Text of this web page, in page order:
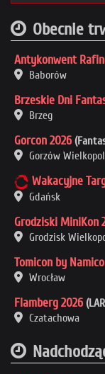
Obecnie
Antykonwent
Baborów
Brzeskie Dni
Brzeg
Gorcon 2026
Gorzów
Wakacyjne
Gdańsk
Grodziski MiniKon
Grodzisk
Tomicon by
Wrocław
Flamberg 2026
Czatachowa